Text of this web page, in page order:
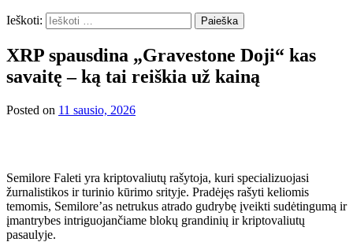
Ieškoti:
XRP spausdina „Gravestone Doji“ kas
savaitę – ką tai reiškia už kainą
Posted on 11 sausio, 2026
Semilore Faleti yra kriptovaliutų rašytoja, kuri specializuojasi
žurnalistikos ir turinio kūrimo srityje. Pradėjęs rašyti keliomis
temomis, Semilore’as netrukus atrado gudrybę įveikti sudėtingumą ir
įmantrybes intriguojančiame blokų grandinių ir kriptovaliutų
pasaulyje.